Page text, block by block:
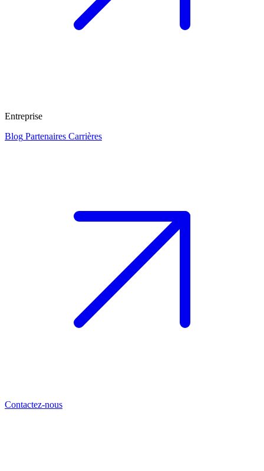
Entreprise
Blog Partenaires Carrières
Contactez-nous